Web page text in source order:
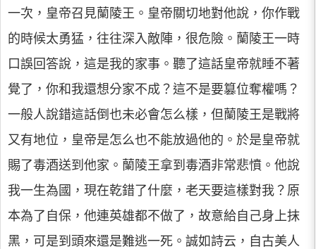
一次，皇帝召見蘭陵王。皇帝關切地對他說，你作戰
的時候太勇猛，往往深入敵陣，很危險。蘭陵王一時
口誤回答說，這是我的家事。聽了這話皇帝就睡不著
覺了，你和我還想分家不成？這不是要篡位奪權嗎？
一般人說錯這話倒也未必會怎么樣，但蘭陵王是戰將
又有地位，皇帝是怎么也不能放過他的。於是皇帝就
賜了毒酒送到他家。蘭陵王拿到毒酒非常悲憤。他說
我一生為國，現在乾錯了什麼，老天要這樣對我？原
本為了自保，他連英雄都不做了，故意給自己身上抹
黑，可是到頭來還是難逃一死。誠如詩云，自古美人